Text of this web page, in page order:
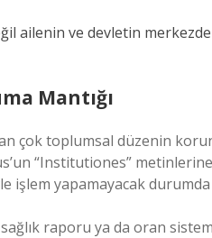
ailenin ve devletin
Mantığı
çok toplumsal düzenin
“Institutiones”
işlem yapamayacak durumda
raporu ya da oran